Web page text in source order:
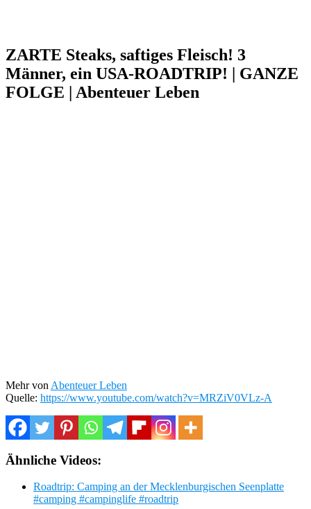
ZARTE Steaks, saftiges Fleisch! 3
Männer, ein USA-ROADTRIP! | GANZE
FOLGE | Abenteuer Leben
Mehr von Abenteuer Leben
Quelle: https://www.youtube.com/watch?v=MRZiV0VLz-A
Ähnliche Videos:
Roadtrip: Camping an der Mecklenburgischen Seenplatte
#camping #campinglife #roadtrip